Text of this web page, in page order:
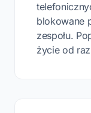
blokowane
zespołu.
życie od